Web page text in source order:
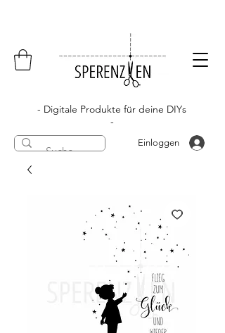
- Digitale Produkte für deine DIYs
-
Einloggen